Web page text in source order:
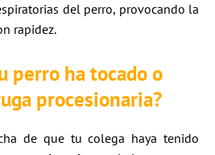
del perro, provocando la
rapidez.
perro ha tocado o
procesionaria?
de que tu colega haya tenido